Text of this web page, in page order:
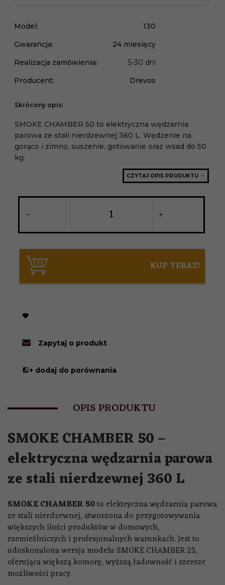
Model:
130
Gwarancja:
24 miesięcy
Realizacja zamówienia:
5-30 dni
Producent:
Drevos
Skrócony opis:
SMOKE CHAMBER 50 to elektryczna wędzarnia
parowa ze stali nierdzewnej 360 L. Wędzenie na
gorąco i zimno, suszenie, gotowanie oraz wsad do 50
kg.
CZYTAJ OPIS PRODUKTU
KUP TERAZ!
Zapytaj o produkt
+ dodaj do porównania
OPIS PRODUKTU
SMOKE CHAMBER 50 –
elektryczna wędzarnia parowa
ze stali nierdzewnej 360 L
SMOKE CHAMBER 50to elektryczna wędzarnia parowa
ze stali nierdzewnej, stworzona do przygotowywania
większych ilości produktów w domowych,
rzemieślniczych i profesjonalnych warunkach. Jest to
udoskonalona wersja modelu SMOKE CHAMBER 25,
oferująca większą komorę, wyższą ładowność i szersze
możliwości pracy.